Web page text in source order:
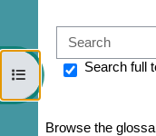
Open course index
Search full
Browse the